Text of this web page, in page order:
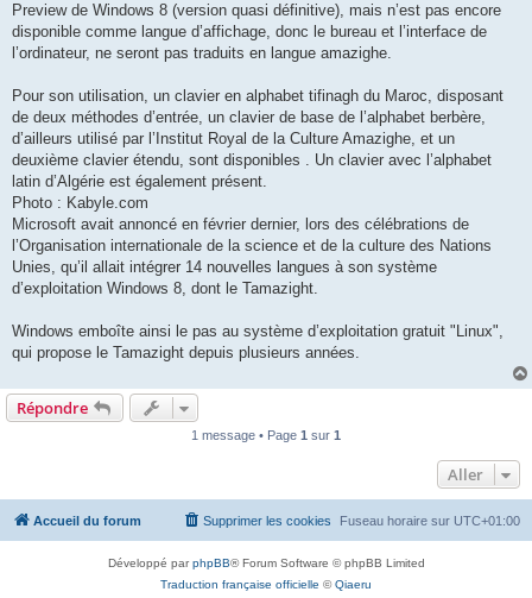
Preview de Windows 8 (version quasi définitive), mais n’est pas encore
disponible comme langue d’affichage, donc le bureau et l’interface de
l’ordinateur, ne seront pas traduits en langue amazighe.
Pour son utilisation, un clavier en alphabet tifinagh du Maroc, disposant
de deux méthodes d’entrée, un clavier de base de l’alphabet berbère,
d’ailleurs utilisé par l’Institut Royal de la Culture Amazighe, et un
deuxième clavier étendu, sont disponibles . Un clavier avec l’alphabet
latin d’Algérie est également présent.
Photo : Kabyle.com
Microsoft avait annoncé en février dernier, lors des célébrations de
l’Organisation internationale de la science et de la culture des Nations
Unies, qu’il allait intégrer 14 nouvelles langues à son système
d’exploitation Windows 8, dont le Tamazight.
Windows emboîte ainsi le pas au système d’exploitation gratuit "Linux",
qui propose le Tamazight depuis plusieurs années.
Répondre
1 message • Page 1 sur 1
Aller
Accueil du forum Fuseau horaire sur UTC+01:00
Supprimer les cookies
Développé parphpBB® Forum Software © phpBB Limited
Traduction française officielle ©Qiaeru